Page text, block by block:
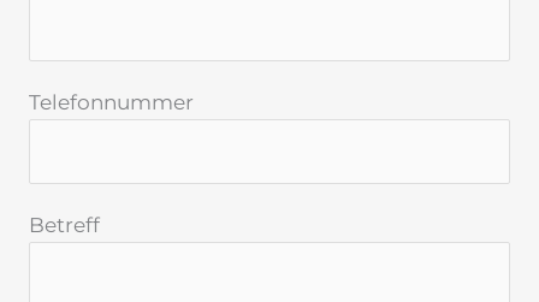
Telefonnummer
Betreff